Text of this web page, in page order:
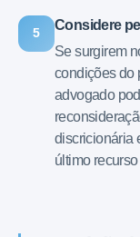
5
Considere
Se surgirem
condições do
advogado
discricionária
último